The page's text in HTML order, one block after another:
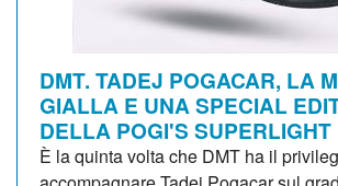
DMT. TADEJ POGACAR, LA
GIALLA E UNA SPECIAL
DELLA POGI'S SUPERLIGHT
È la quinta volta che DMT ha il